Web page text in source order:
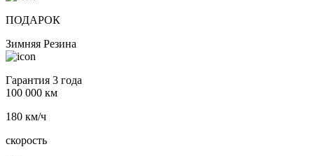
ПОДАРОК
Зимняя Резина
Гарантия 3 года
100 000 км
180 км/ч
скорость